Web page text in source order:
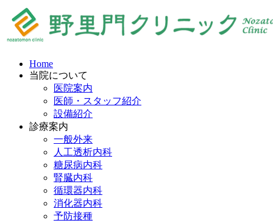
Home
当院について
医院案内
医師・スタッフ紹介
設備紹介
診療案内
一般外来
人工透析内科
糖尿病内科
腎臓内科
循環器内科
消化器内科
予防接種